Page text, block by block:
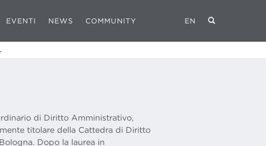
EVENTI NEWS COMMUNITY EN
di Diritto Amministrativo,
titolare della Cattedra di Diritto
Dopo la laurea in